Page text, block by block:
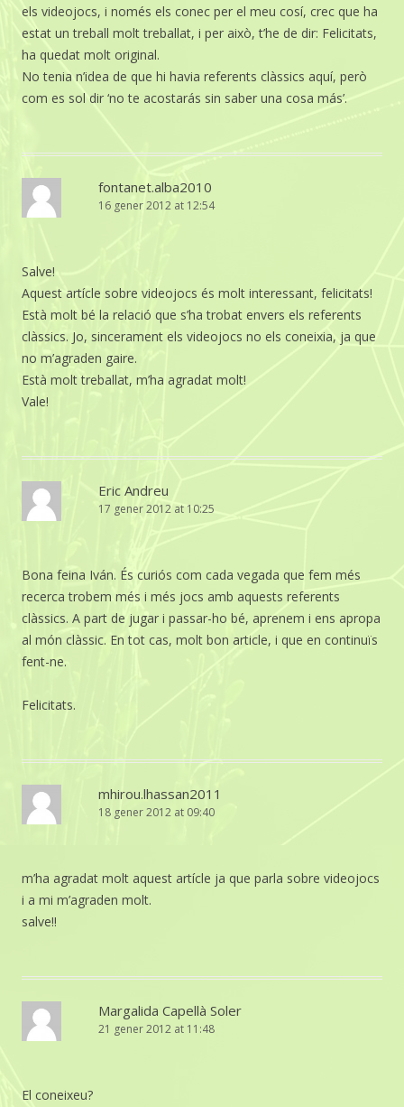
els videojocs, i només els conec per el meu cosí, crec que ha
estat un treball molt treballat, i per això, t’he de dir: Felicitats,
ha quedat molt original.
No tenia n’idea de que hi havia referents clàssics aquí, però
com es sol dir ‘no te acostarás sin saber una cosa más’.
fontanet.alba2010
16 gener 2012 at 12:54
Salve!
Aquest artícle sobre videojocs és molt interessant, felicitats!
Està molt bé la relació que s’ha trobat envers els referents
clàssics. Jo, sincerament els videojocs no els coneixia, ja que
no m’agraden gaire.
Està molt treballat, m’ha agradat molt!
Vale!
Eric Andreu
17 gener 2012 at 10:25
Bona feina Iván. És curiós com cada vegada que fem més
recerca trobem més i més jocs amb aquests referents
clàssics. A part de jugar i passar-ho bé, aprenem i ens apropa
al món clàssic. En tot cas, molt bon article, i que en continuïs
fent-ne.
Felicitats.
mhirou.lhassan2011
18 gener 2012 at 09:40
m’ha agradat molt aquest artícle ja que parla sobre videojocs
i a mi m’agraden molt.
salve!!
Margalida Capellà Soler
21 gener 2012 at 11:48
El coneixeu?